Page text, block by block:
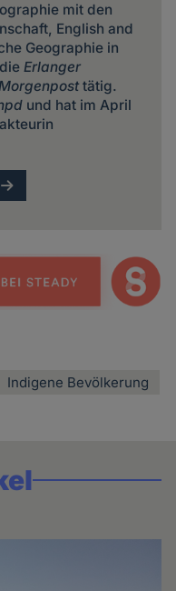
mit den
English and
Geographie in
Erlanger
tätig.
und hat im April
Indigene Bevölkerung